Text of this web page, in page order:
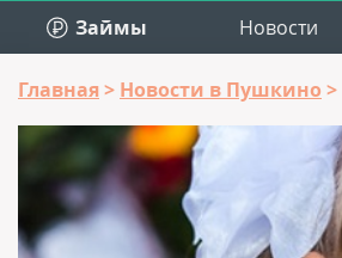
Займы Новости
Главная Новости в Пушкино